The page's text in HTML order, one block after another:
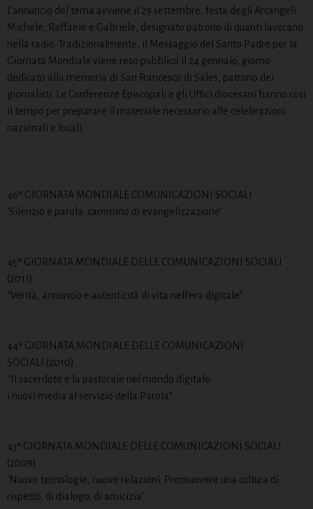
L’annuncio del tema avviene il 29 settembre, festa degli Arcangeli
Michele, Raffaele e Gabriele, designato patrono di quanti lavorano
nella radio. Tradizionalmente, il Messaggio del Santo Padre per la
Giornata Mondiale viene reso pubblico il 24 gennaio, giorno
dedicato alla memoria di San Francesco di Sales, patrono dei
giornalisti. Le Conferenze Episcopali e gli Uffici diocesani hanno così
il tempo per preparare il materiale necessario alle celebrazioni
nazionali e locali.
46ª GIORNATA MONDIALE COMUNICAZIONI SOCIALI
‘Silenzio e parola: cammino di evangelizzazione’
45ª GIORNATA MONDIALE DELLE COMUNICAZIONI SOCIALI
(2011)
“Verità, annuncio e autenticità di vita nell’era digitale”
44ª GIORNATA MONDIALE DELLE COMUNICAZIONI
SOCIALI (2010)
“Il sacerdote e la pastorale nel mondo digitale:
i nuovi media al servizio della Parola”
43ª GIORNATA MONDIALE DELLE COMUNICAZIONI SOCIALI
(2009)
‘Nuove tecnologie, nuove relazioni. Promuovere una cultura di
rispetto, di dialogo, di amicizia’